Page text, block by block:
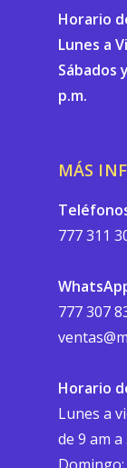
Horario
Lunes a
Sábados
p.m.
MÁS
777 311
777 307
Horario
Lunes a
de 9 am a